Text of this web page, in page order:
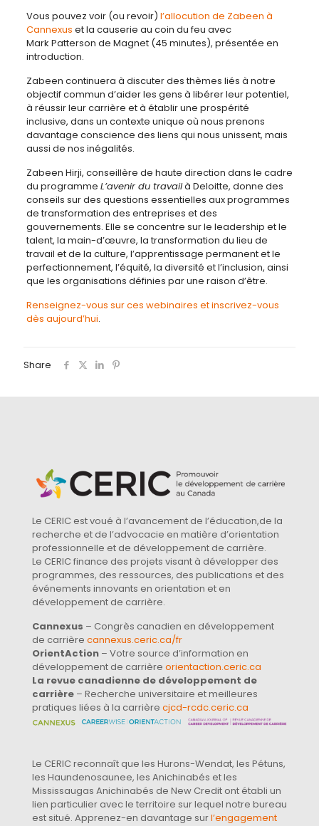
Vous pouvez voir (ou revoir) l’allocution de Zabeen à
Cannexus et la causerie au coin du feu avec
Mark Patterson de Magnet (45 minutes), présentée en
introduction.
Zabeen continuera à discuter des thèmes liés à notre
objectif commun d’aider les gens à libérer leur potentiel,
à réussir leur carrière et à établir une prospérité
inclusive, dans un contexte unique où nous prenons
davantage conscience des liens qui nous unissent, mais
aussi de nos inégalités.
Zabeen Hirji, conseillère de haute direction dans le cadre
du programme L’avenir du travailà Deloitte, donne des
conseils sur des questions essentielles aux programmes
de transformation des entreprises et des
gouvernements. Elle se concentre sur le leadership et le
talent, la main-d’œuvre, la transformation du lieu de
travail et de la culture, l’apprentissage permanent et le
perfectionnement, l’équité, la diversité et l’inclusion, ainsi
que les organisations définies par une raison d’être.
Renseignez-vous sur ces webinaires et inscrivez-vous
dès aujourd’hui.
Share
Le CERIC est voué à l’avancement de l’éducation,de la
recherche et de l’advocacie en matière d’orientation
professionnelle et de développement de carrière.
Le CERIC finance des projets visant à développer des
programmes, des ressources, des publications et des
événements innovants en orientation et en
développement de carrière.
Cannexus – Congrès canadien en développement
de carrière cannexus.ceric.ca/fr
OrientAction – Votre source d’information en
développement de carrière orientaction.ceric.ca
La revue canadienne de développement de
carrière – Recherche universitaire et meilleures
pratiques liées à la carrière cjcd-rcdc.ceric.ca
Le CERIC reconnaît que les Hurons-Wendat, les Pétuns,
les Haundenosaunee, les Anichinabés et les
Mississaugas Anichinabés de New Credit ont établi un
lien particulier avec le territoire sur lequel notre bureau
est situé. Apprenez-en davantage surl’engagement